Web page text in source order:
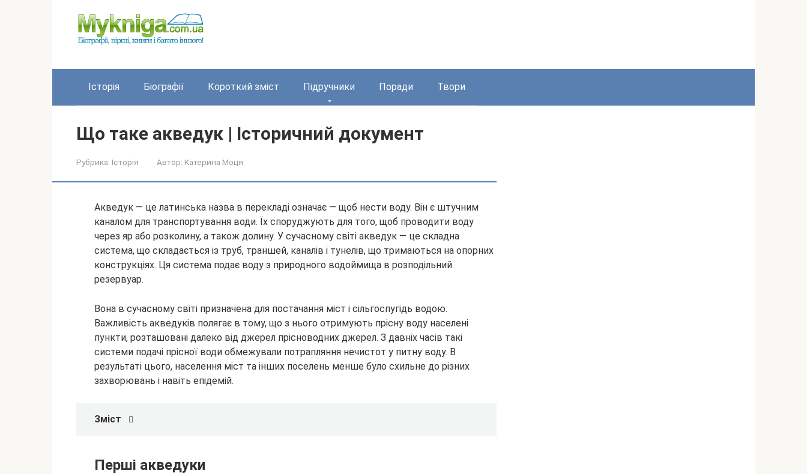
Історія Біографії Короткий зміст Підручники Поради Твори
Що таке акведук | Історичний документ
Рубрика: Історія Автор: Катерина Моця
Акведук — це латинська назва в перекладі означає — щоб нести воду. Він є штучним
каналом для транспортування води. Їх споруджують для того, щоб проводити воду
через яр або розколину, а також долину. У сучасному світі акведук — це складна
система, що складається із труб, траншей, каналів і тунелів, що тримаються на опорних
конструкціях. Ця система подає воду з природного водоймища в розподільний
резервуар.
Вона в сучасному світі призначена для постачання міст і сільгоспугідь водою.
Важливість акведуків полягає в тому, що з нього отримують прісну воду населені
пункти, розташовані далеко від джерел прісноводних джерел. З давніх часів такі
системи подачі прісної води обмежували потрапляння нечистот у питну воду. В
результаті цього, населення міст та інших поселень менше було схильне до різних
захворювань і навіть епідемій.
Зміст
Перші акведуки